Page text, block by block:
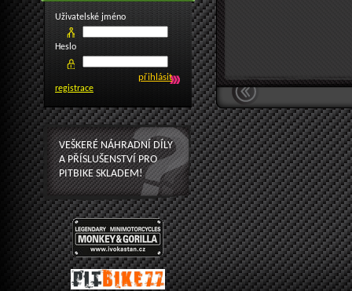
Uživatelské jméno
Heslo
registrace
VEŠKERÉ NÁHRADNÍ DÍLY
A PŘÍSLUŠENSTVÍ PRO
PITBIKE SKLADEM!